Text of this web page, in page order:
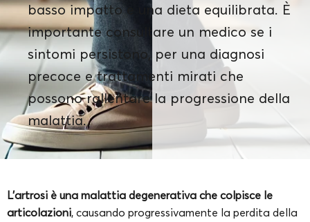
basso impatto e una dieta equilibrata. È
importante consultare un medico se i
sintomi persistono, per una diagnosi
precoce e trattamenti mirati che
possono rallentare la progressione della
malattia.
L’artrosi è una malattia degenerativa che colpisce le
articolazioni, causando progressivamente la perdita della